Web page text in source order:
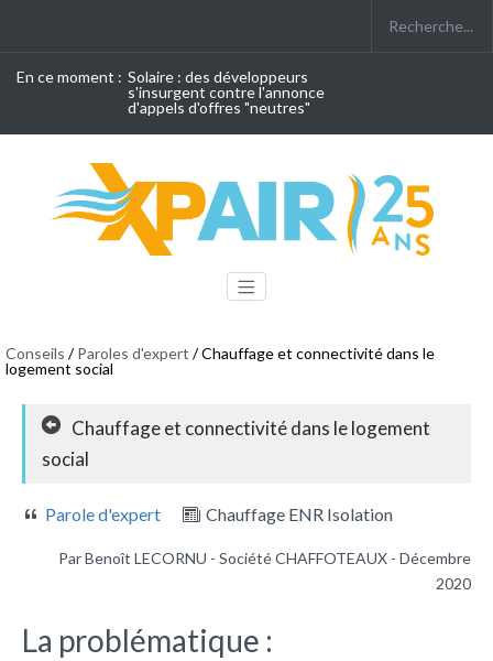
En ce moment : Solaire : des développeurs
s'insurgent contre l'annonce
d'appels d'offres "neutres"
Conseils /Paroles d'expert / Chauffage et connectivité dans le
logement social
Chauffage et connectivité dans le logement
social
Parole d'expert Chauffage ENR Isolation
Par Benoît LECORNU - Société CHAFFOTEAUX - Décembre
2020
La problématique :